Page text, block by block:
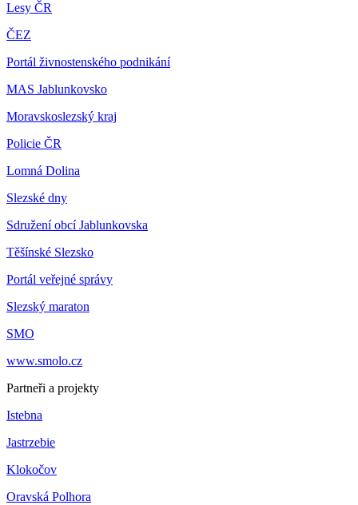
Lesy ČR
ČEZ
Portál živnostenského podnikání
MAS Jablunkovsko
Moravskoslezský kraj
Policie ČR
Lomná Dolina
Slezské dny
Sdružení obcí Jablunkovska
Těšínské Slezsko
Portál veřejné správy
Slezský maraton
SMO
www.smolo.cz
Partneři a projekty
Istebna
Jastrzebie
Klokočov
Oravská Polhora